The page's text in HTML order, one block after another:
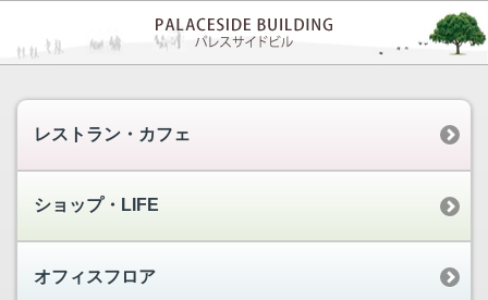
レストラン・カフェ
ショップ・LIFE
オフィスフロア